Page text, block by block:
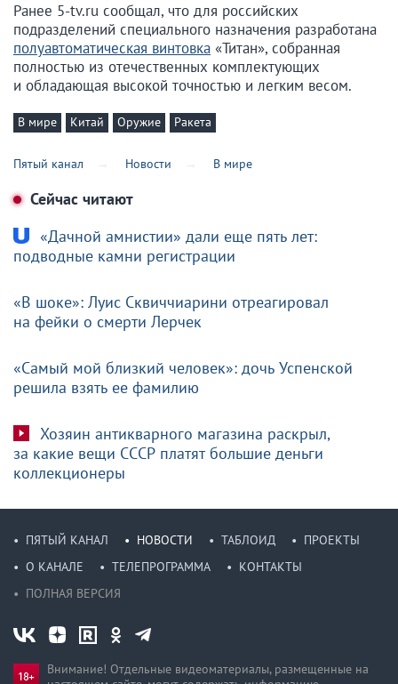
Ранее 5-tv.ru сообщал, что для российских
подразделений специального назначения разработана
полуавтоматическая винтовка «Титан», собранная
полностью из отечественных комплектующих
и обладающая высокой точностью и легким весом.
В мире Китай Оружие Ракета
Пятый канал Новости В мире
Сейчас читают
«Дачной амнистии» дали еще пять лет:
подводные камни регистрации
«В шоке»: Луис Сквиччиарини отреагировал
на фейки о смерти Лерчек
«Самый мой близкий человек»: дочь Успенской
решила взять ее фамилию
Хозяин антикварного магазина раскрыл,
за какие вещи СССР платят большие деньги
коллекционеры
ПЯТЫЙ КАНАЛ НОВОСТИ ТАБЛОИД
ПРОЕКТЫ
О КАНАЛЕ
ТЕЛЕПРОГРАММА
КОНТАКТЫ
ПОЛНАЯ ВЕРСИЯ
Внимание! Отдельные видеоматериалы, размещенные на